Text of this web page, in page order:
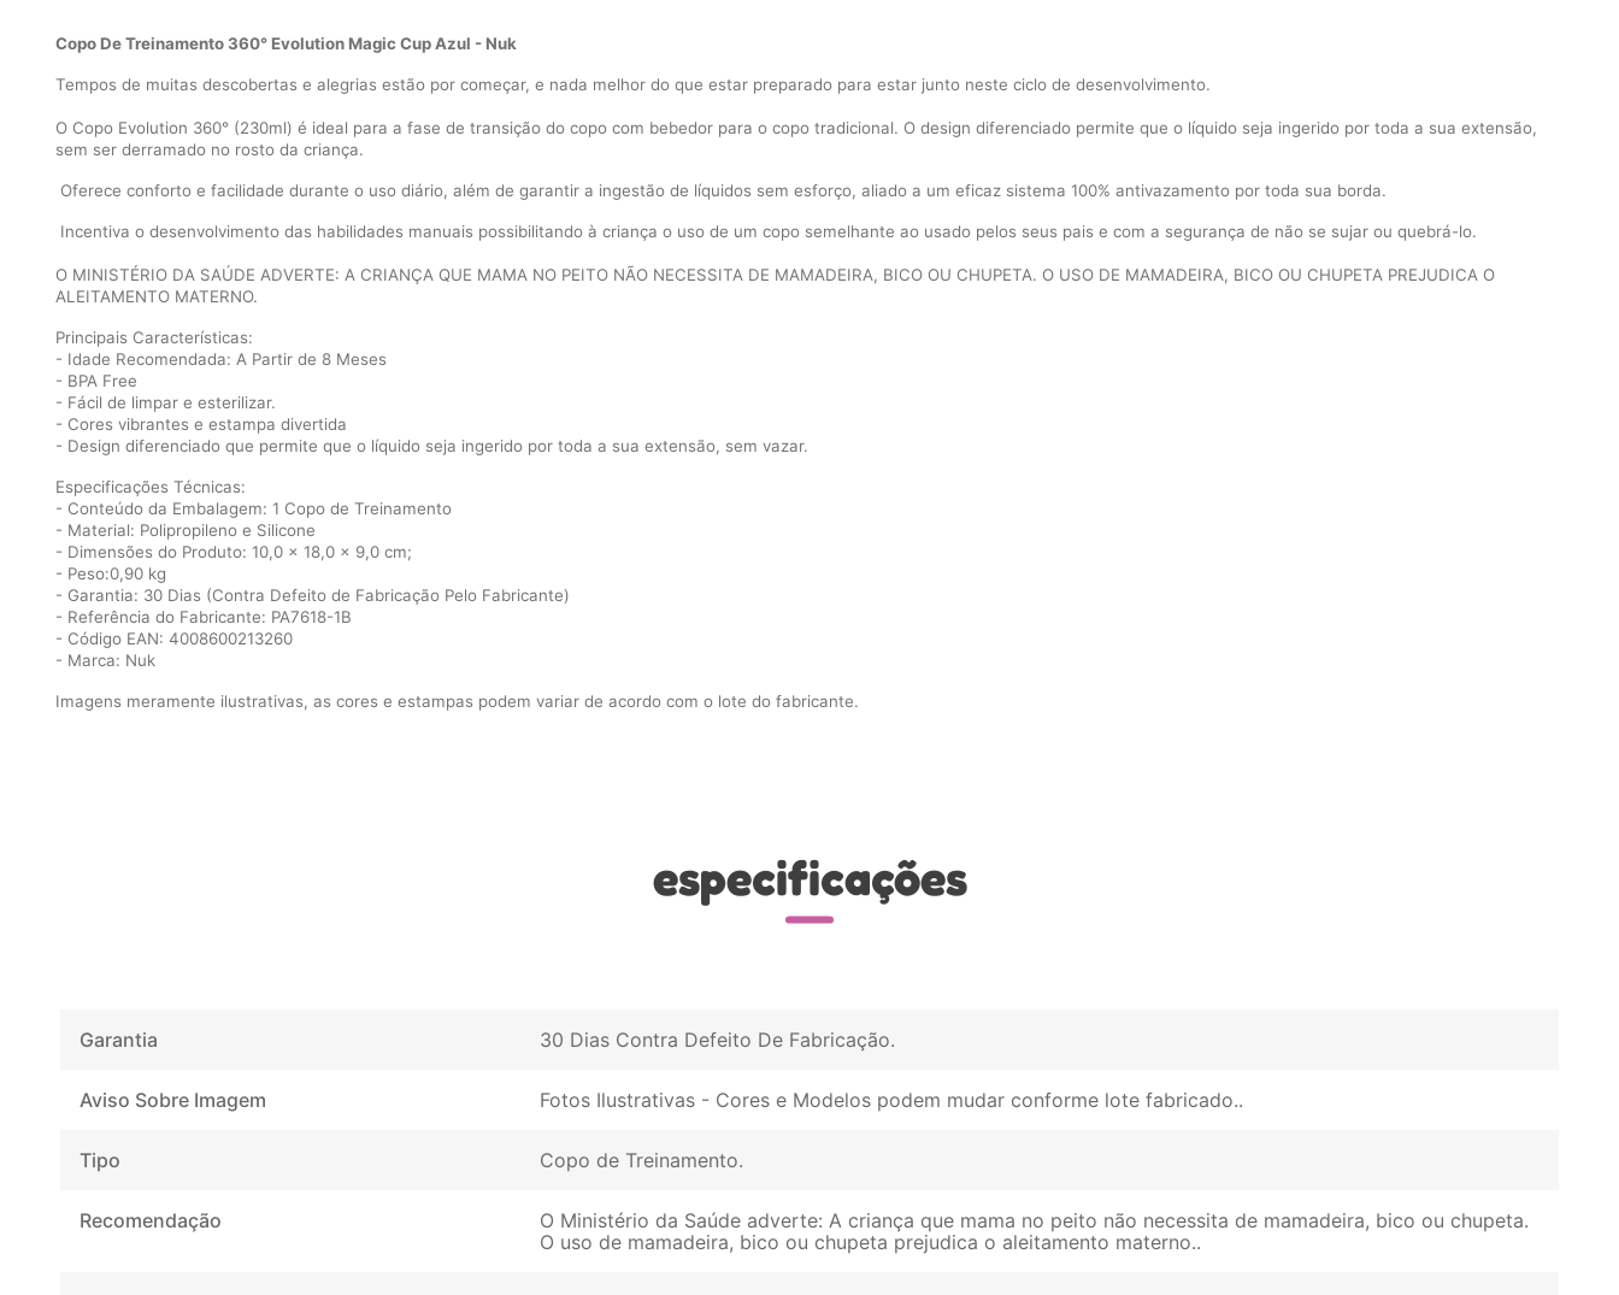
Copo De Treinamento 360° Evolution Magic Cup Azul - Nuk
Tempos de muitas descobertas e alegrias estão por começar, e nada melhor do que estar preparado para estar junto neste ciclo de desenvolvimento.
O Copo Evolution 360° (230ml) é ideal para a fase de transição do copo com bebedor para o copo tradicional. O design diferenciado permite que o líquido seja ingerido por toda a sua extensão,
sem ser derramado no rosto da criança.
Oferece conforto e facilidade durante o uso diário, além de garantir a ingestão de líquidos sem esforço, aliado a um eficaz sistema 100% antivazamento por toda sua borda.
Incentiva o desenvolvimento das habilidades manuais possibilitando à criança o uso de um copo semelhante ao usado pelos seus pais e com a segurança de não se sujar ou quebrá-lo.
O MINISTÉRIO DA SAÚDE ADVERTE: A CRIANÇA QUE MAMA NO PEITO NÃO NECESSITA DE MAMADEIRA, BICO OU CHUPETA. O USO DE MAMADEIRA, BICO OU CHUPETA PREJUDICA O
ALEITAMENTO MATERNO.
Principais Características:
- Idade Recomendada: A Partir de 8 Meses
- BPA Free
- Fácil de limpar e esterilizar.
- Cores vibrantes e estampa divertida
- Design diferenciado que permite que o líquido seja ingerido por toda a sua extensão, sem vazar.
Especificações Técnicas:
- Conteúdo da Embalagem: 1 Copo de Treinamento
- Material: Polipropileno e Silicone
- Dimensões do Produto: 10,0 x 18,0 x 9,0 cm;
- Peso:0,90 kg
- Garantia: 30 Dias (Contra Defeito de Fabricação Pelo Fabricante)
- Referência do Fabricante: PA7618-1B
- Código EAN: 4008600213260
- Marca: Nuk
Imagens meramente ilustrativas, as cores e estampas podem variar de acordo com o lote do fabricante.
especificações
Garantia 30 Dias Contra Defeito De Fabricação
Aviso Sobre Imagem Fotos Ilustrativas - Cores e Modelos podem mudar conforme lote fabricado.
Tipo Copo de Treinamento
Recomendação
O Ministério da Saúde adverte: A criança que mama no peito não necessita de mamadeira, bico ou chupeta.
O uso de mamadeira, bico ou chupeta prejudica o aleitamento materno.